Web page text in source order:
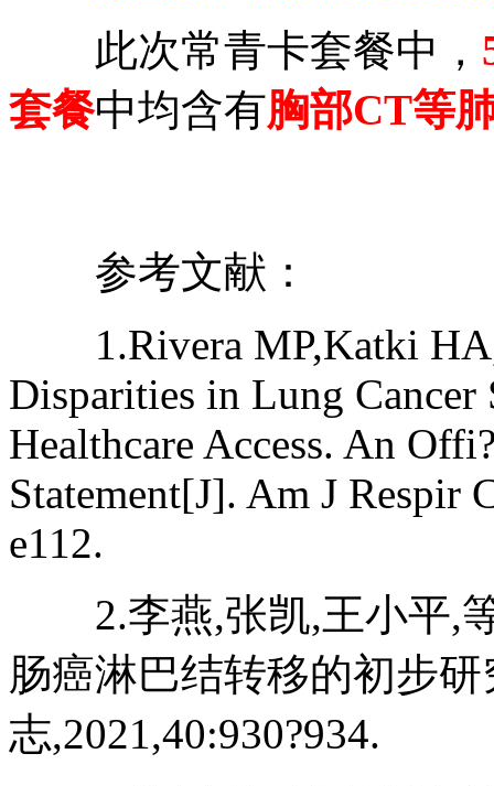
此次常青卡套餐中，
套餐中均含有胸部CT等
参考文献：
1.Rivera MP,Katki
Disparities in Lung
Healthcare Access. An
Statement[J]. Am J Respir
e112.
2.李燕,张凯,王小平,等
肠癌淋巴结转移的初步
志,2021,40:930?934.